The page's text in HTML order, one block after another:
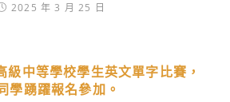
2025 年 3 月 25 日
級中等學校學生英文單字比賽，
學踴躍報名參加。